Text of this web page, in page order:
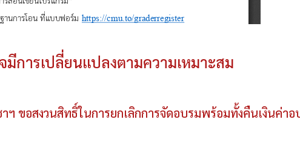
การเปลี่ยนแปลงตามความเหมาะสม
ขอสงวนสิทธิ์ในการยกเลิกการจัดอบรมพร้อมทั้งคืนเงินค่าอ